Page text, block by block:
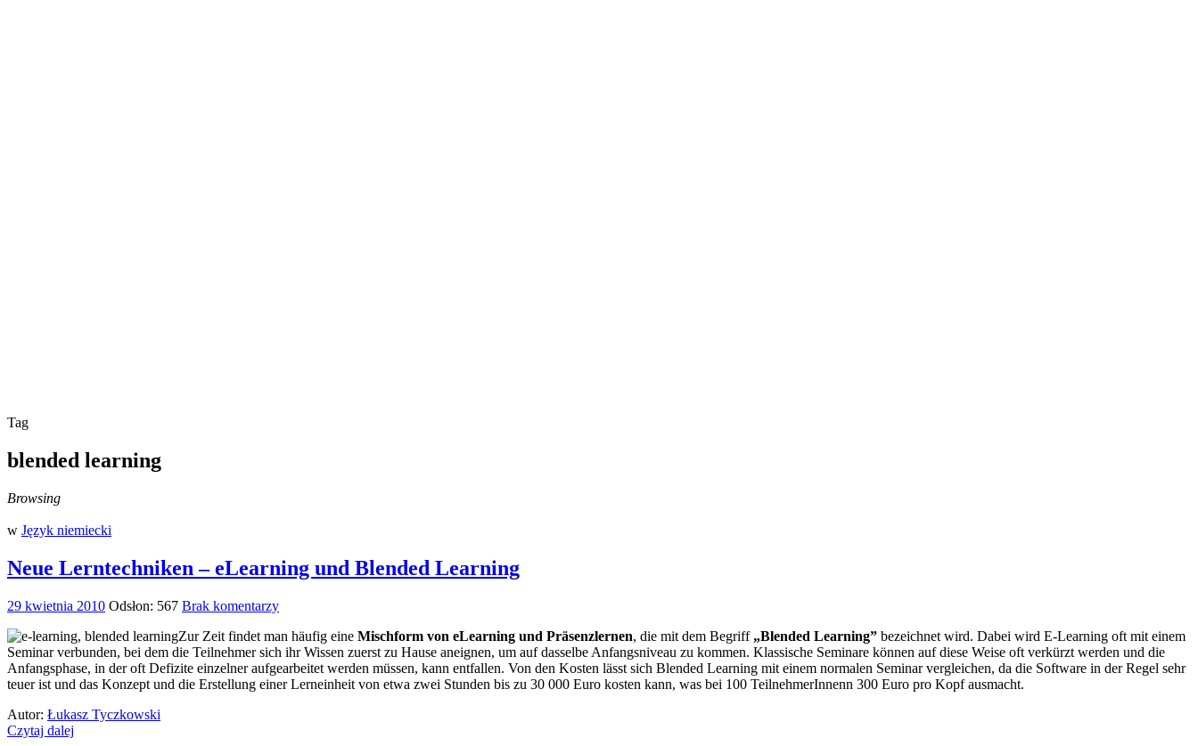
Tag
blended learning
Browsing
w Język niemiecki
Neue Lerntechniken – eLearning und Blended Learning
29 kwietnia 2010 Odsłon: 567 Brak komentarzy
Zur Zeit findet man häufig eine Mischform von eLearning und Präsenzlernen, die mit dem Begriff „Blended Learning” bezeichnet wird. Dabei wird E-Learning oft mit einem
Seminar verbunden, bei dem die Teilnehmer sich ihr Wissen zuerst zu Hause aneignen, um auf dasselbe Anfangsniveau zu kommen. Klassische Seminare können auf diese Weise oft verkürzt werden und die
Anfangsphase, in der oft Defizite einzelner aufgearbeitet werden müssen, kann entfallen. Von den Kosten lässt sich Blended Learning mit einem normalen Seminar vergleichen, da die Software in der Regel sehr
teuer ist und das Konzept und die Erstellung einer Lerneinheit von etwa zwei Stunden bis zu 30 000 Euro kosten kann, was bei 100 TeilnehmerInnenn 300 Euro pro Kopf ausmacht.
Autor: Łukasz Tyczkowski
Czytaj dalej